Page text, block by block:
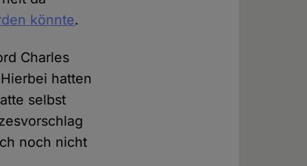
könnte.
Charles
hatten
selbst
noch nicht